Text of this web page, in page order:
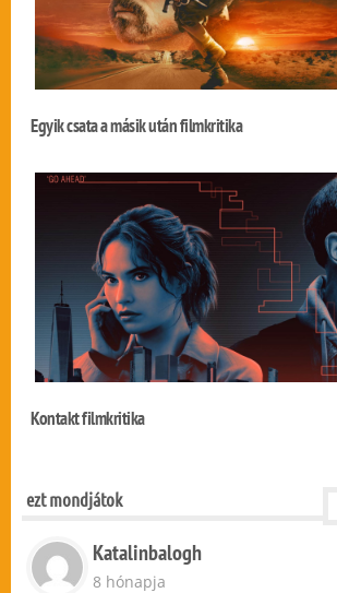
Egyik csata a másik után filmkritika
Kontakt filmkritika
ezt mondjátok
Katalinbalogh
8 hónapja